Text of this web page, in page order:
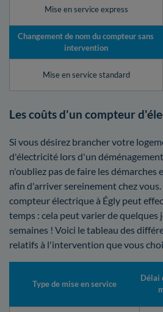
Mise en service express
Changement de nom du compteur sans
intervention
Mise en service standard
Les coûts d'un compteur
Si vous désirez brancher votre
d'électricité lors d'un
n'oubliez pas de faire les démarches
afin d'arriver sereinement chez
compteur électrique à Égly peut
temps : cela peut varier de quelques
semaines ! Voici le tableau des
relatifs à l'intervention que vous
Type de mise en service
Délai